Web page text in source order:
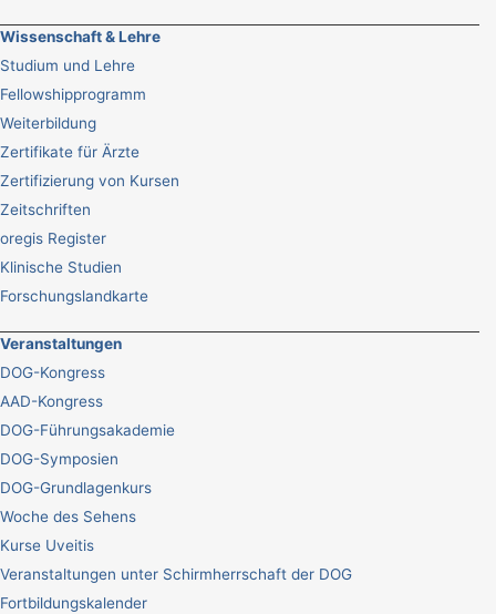
Wissenschaft & Lehre
Studium und Lehre
Fellowshipprogramm
Weiterbildung
Zertifikate für Ärzte
Zertifizierung von Kursen
Zeitschriften
oregis Register
Klinische Studien
Forschungslandkarte
Veranstaltungen
DOG-Kongress
AAD-Kongress
DOG-Führungsakademie
DOG-Symposien
DOG-Grundlagenkurs
Woche des Sehens
Kurse Uveitis
Veranstaltungen unter Schirmherrschaft der DOG
Fortbildungskalender